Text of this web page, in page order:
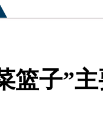
篮子”